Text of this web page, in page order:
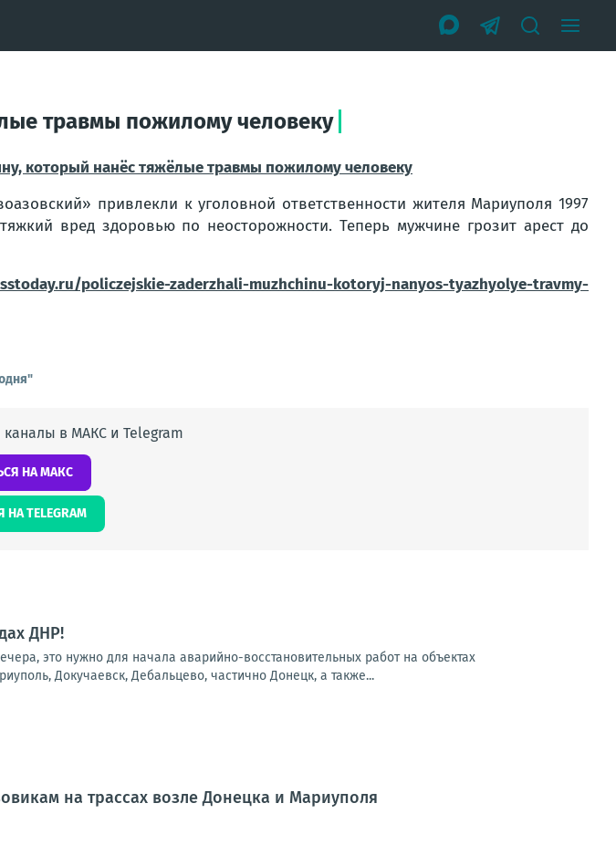
травмы пожилому человеку
который нанёс тяжёлые травмы пожилому человеку
привлекли к уголовной ответственности жителя Мариуполя 1997
вред здоровью по неосторожности. Теперь мужчине грозит арест до
policzejskie-zaderzhali-muzhchinu-kotoryj-nanyos-tyazhyolye-travmy-
в МАКС и Telegram
НА МАКС
TELEGRAM
ДНР!
это нужно для начала аварийно-восстановительных работ на объектах
Докучаевск, Дебальцево, частично Донецк, а также...
на трассах возле Донецка и Мариуполя